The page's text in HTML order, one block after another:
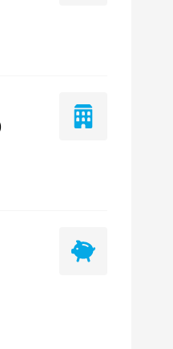
Pouze
Nejlevnější